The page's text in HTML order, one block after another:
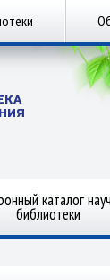
каталог
библиотеки